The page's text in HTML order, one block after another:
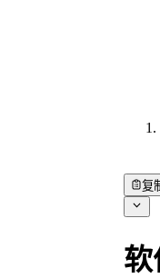
复
软